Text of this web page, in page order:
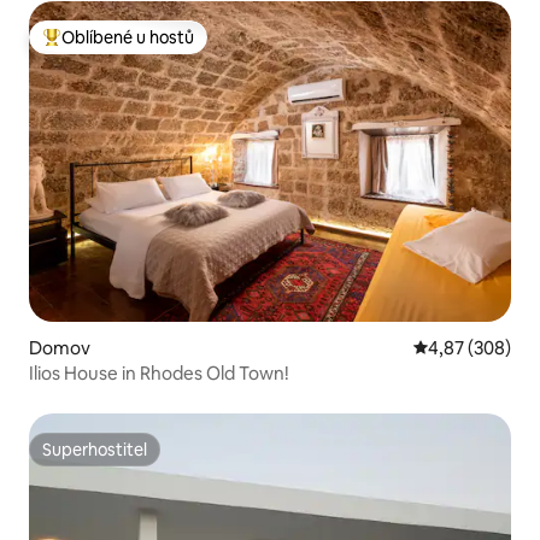
Nejlepší v kategorii Oblíbené u hostů
Oblíbené u hostů
Domov Průměrné
4,87 (308)
Ilios House in Rhodes Old Town!
Superhostitel
Superhostitel